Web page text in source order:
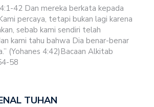
42 Dan mereka berkata kepada
percaya, tetapi bukan lagi karena
sebab kami sendiri telah
kami tahu bahwa Dia benar-benar
(Yohanes 4:42)Bacaan Alkitab
58
TUHAN